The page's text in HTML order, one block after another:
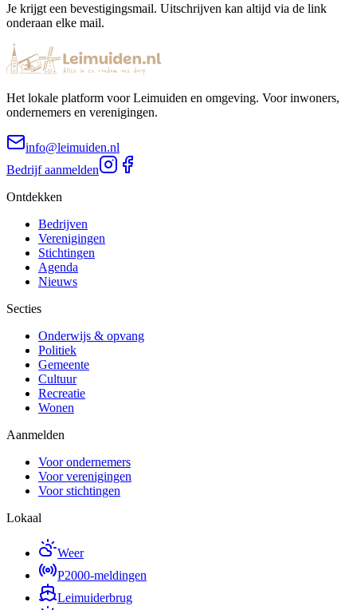
Je krijgt een bevestigingsmail. Uitschrijven kan altijd via de link
onderaan elke mail.
Het lokale platform voor Leimuiden en omgeving. Voor inwoners,
ondernemers en verenigingen.
info@leimuiden.nl
Bedrijf aanmelden
Ontdekken
Bedrijven
Verenigingen
Stichtingen
Agenda
Nieuws
Secties
Onderwijs & opvang
Politiek
Gemeente
Cultuur
Recreatie
Wonen
Aanmelden
Voor ondernemers
Voor verenigingen
Voor stichtingen
Lokaal
Weer
P2000-meldingen
Leimuiderbrug